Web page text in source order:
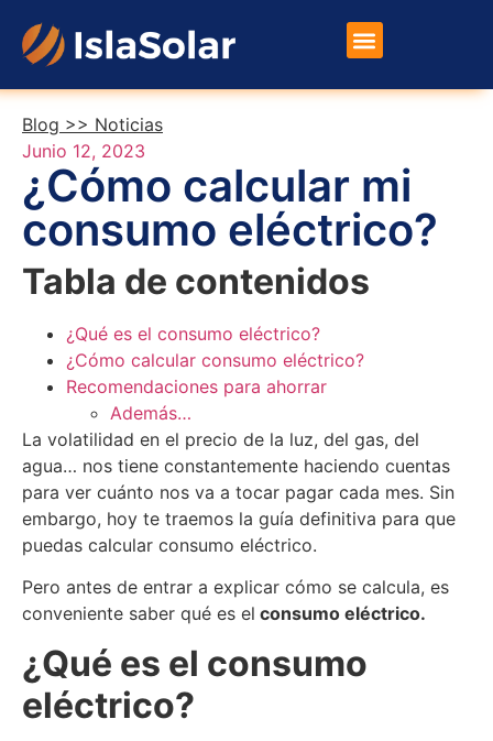
Blog >> Noticias
Junio 12, 2023
¿Cómo calcular mi
consumo eléctrico?
Tabla de contenidos
¿Qué es el consumo eléctrico?
¿Cómo calcular consumo eléctrico?
Recomendaciones para ahorrar
Además…
La volatilidad en el precio de la luz, del gas, del
agua… nos tiene constantemente haciendo cuentas
para ver cuánto nos va a tocar pagar cada mes. Sin
embargo, hoy te traemos la guía definitiva para que
puedas calcular consumo eléctrico.
Pero antes de entrar a explicar cómo se calcula, es
conveniente saber qué es el consumo eléctrico.
¿Qué es el consumo
eléctrico?